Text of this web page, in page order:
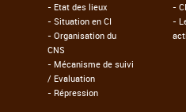
- Etat des lieux
- Situation en CI
- Organisation du
CNS
- Mécanisme de suivi
/ Evaluation
- Répression
-
-